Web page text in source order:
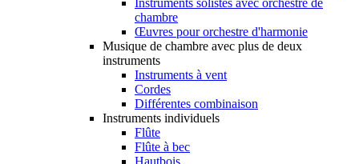
chambre
Œuvres pour orchestre d'harmonie
Musique de chambre avec plus de deux
instruments
Instruments à vent
Cordes
Différentes combinaison
Instruments individuels
Flûte
Flûte à bec
Hautbois